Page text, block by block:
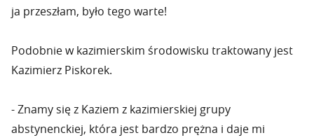
ja przeszłam, było tego warte!
Podobnie w kazimierskim środowisku traktowany jest
Kazimierz Piskorek.
- Znamy się z Kaziem z kazimierskiej grupy
abstynenckiej, która jest bardzo prężna i daje mi